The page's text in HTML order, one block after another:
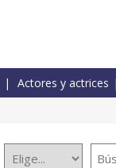
Actores y actrices